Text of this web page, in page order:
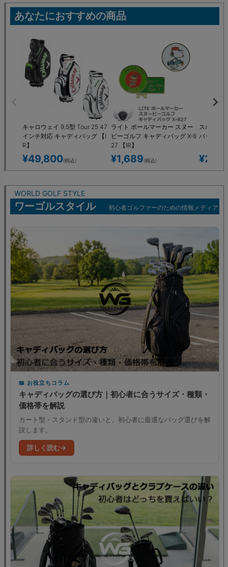
あなたにおすすめの商品
キャロウェイ 9.5型 Tour 25 47
インチ対応 キャディバッグ 【I
R】
¥49,800(税込)
ライト ボールマーカー スヌー
ピーゴルフ キャディバッグ X-8
27 【IR】
¥1,689(税込)
スポルデ
バッグ
¥
WORLD GOLF STYLE
ワーゴルスタイル 初心者ゴルファーのための情報メディア
お役立ちコラム
キャディバッグの選び方｜初心者に合うサイズ・種類・
価格帯を解説
カート型・スタンド型の違いと、初心者に最適なバッグ選びを解
説します。
詳しく読む